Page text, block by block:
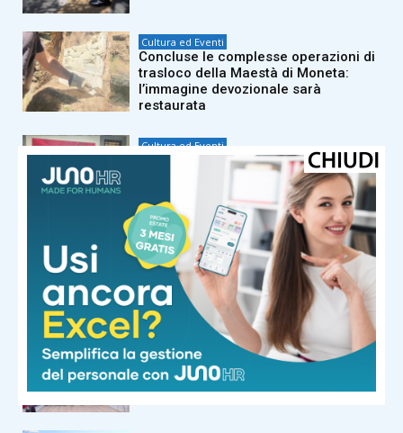
Cultura ed Eventi
Concluse le complesse operazioni di
trasloco della Maestà di Moneta:
l’immagine devozionale sarà
restaurata
Cultura ed Eventi
Carrara sarà la prima capitale
toscana dell’arte contemporanea
Cultura ed Eventi
Ospedale Apuane, la diagnosi
diventa ‘tascabile’: donato un
ecografo wireless alla pneumologia
Cultura ed Eventi
Ambient’AMO, la Toscana premia le
sue scuole: trionfano il Buzzi di Prato
e il Barsanti di Massa